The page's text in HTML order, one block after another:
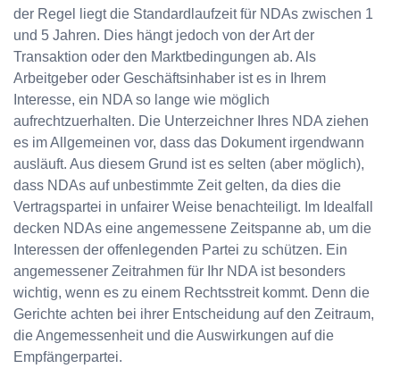
der Regel liegt die Standardlaufzeit für NDAs zwischen 1
und 5 Jahren. Dies hängt jedoch von der Art der
Transaktion oder den Marktbedingungen ab. Als
Arbeitgeber oder Geschäftsinhaber ist es in Ihrem
Interesse, ein NDA so lange wie möglich
aufrechtzuerhalten. Die Unterzeichner Ihres NDA ziehen
es im Allgemeinen vor, dass das Dokument irgendwann
ausläuft. Aus diesem Grund ist es selten (aber möglich),
dass NDAs auf unbestimmte Zeit gelten, da dies die
Vertragspartei in unfairer Weise benachteiligt. Im Idealfall
decken NDAs eine angemessene Zeitspanne ab, um die
Interessen der offenlegenden Partei zu schützen. Ein
angemessener Zeitrahmen für Ihr NDA ist besonders
wichtig, wenn es zu einem Rechtsstreit kommt. Denn die
Gerichte achten bei ihrer Entscheidung auf den Zeitraum,
die Angemessenheit und die Auswirkungen auf die
Empfängerpartei.